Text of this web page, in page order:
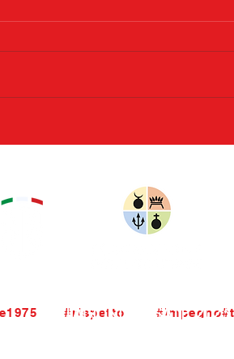
#rispetto       #impegno
STAGIONI PASSATE